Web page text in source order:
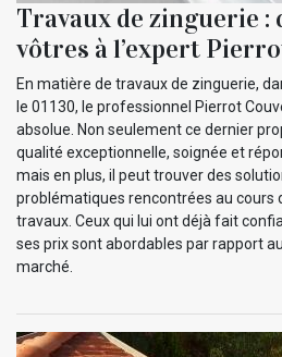
Travaux de zinguerie :
vôtres à l’expert
En matière de travaux de zinguerie,
le 01130, le professionnel Pierrot
absolue. Non seulement ce dernier
qualité exceptionnelle, soignée et
mais en plus, il peut trouver des
problématiques rencontrées au cours
travaux. Ceux qui lui ont déjà fait
ses prix sont abordables par rapport
marché.